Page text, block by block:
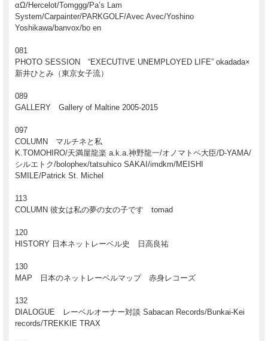
αΩ/Hercelot/Tomggg/Pa’s Lam
System/Carpainter/PARKGOLF/Avec Avec/Yoshino
Yoshikawa/banvox/bo en
081
PHOTO SESSION “EXECUTIVE UNEMPLOYED LIFE” okadada×
新井ひとみ（東京女子流）
089
GALLERY Gallery of Maltine 2005-2015
097
COLUMN マルチネと私
K.TOMOHIRO/天満屋龍楽 a.k.a.神野龍一/オノマトペ大臣/D-YAMA/
シルエトク/bolophex/tatsuhico SAKAI/imdkm/MEISHI
SMILE/Patrick St. Michel
113
COLUMN 彼女は私の夢の女の子です tomad
120
HISTORY 日本ネットレーベル史 日高良祐
130
MAP 日本のネットレーベルマップ 赤身レコーズ
132
DIALOGUE レーベルオーナー対談 Sabacan Records/Bunkai-Kei
records/TREKKIE TRAX